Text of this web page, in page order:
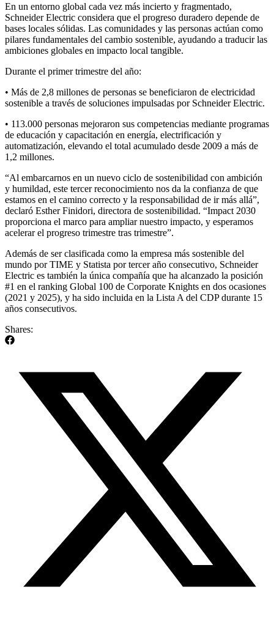
En un entorno global cada vez más incierto y fragmentado,
Schneider Electric considera que el progreso duradero depende de
bases locales sólidas. Las comunidades y las personas actúan como
pilares fundamentales del cambio sostenible, ayudando a traducir las
ambiciones globales en impacto local tangible.
Durante el primer trimestre del año:
• Más de 2,8 millones de personas se beneficiaron de electricidad
sostenible a través de soluciones impulsadas por Schneider Electric.
• 113.000 personas mejoraron sus competencias mediante programas
de educación y capacitación en energía, electrificación y
automatización, elevando el total acumulado desde 2009 a más de
1,2 millones.
“Al embarcarnos en un nuevo ciclo de sostenibilidad con ambición
y humildad, este tercer reconocimiento nos da la confianza de que
estamos en el camino correcto y la responsabilidad de ir más allá”,
declaró Esther Finidori, directora de sostenibilidad. “Impact 2030
proporciona el marco para ampliar nuestro impacto, y esperamos
acelerar el progreso trimestre tras trimestre”.
Además de ser clasificada como la empresa más sostenible del
mundo por TIME y Statista por tercer año consecutivo, Schneider
Electric es también la única compañía que ha alcanzado la posición
#1 en el ranking Global 100 de Corporate Knights en dos ocasiones
(2021 y 2025), y ha sido incluida en la Lista A del CDP durante 15
años consecutivos.
Shares: